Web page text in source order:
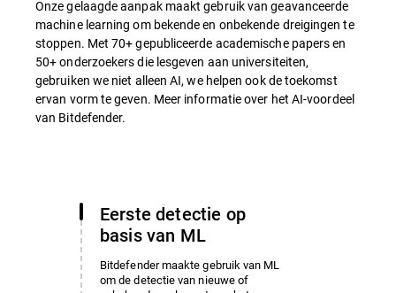
Onze gelaagde aanpak maakt gebruik van geavanceerde
machine learning om bekende en onbekende dreigingen te
stoppen. Met 70+ gepubliceerde academische papers en
50+ onderzoekers die lesgeven aan universiteiten,
gebruiken we niet alleen AI, we helpen ook de toekomst
ervan vorm te geven. Meer informatie over het AI-voordeel
van Bitdefender.
Eerste detectie op
basis van ML
Bitdefender maakte gebruik van ML
om de detectie van nieuwe of